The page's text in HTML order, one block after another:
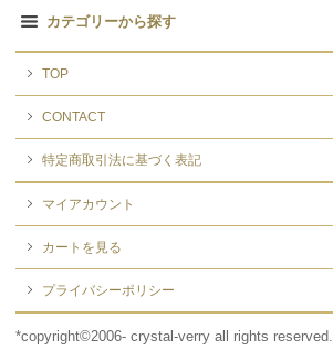
カテゴリーから探す
TOP
CONTACT
特定商取引法に基づく表記
マイアカウント
カートを見る
プライバシーポリシー
*copyright©2006- crystal-verry all rights reserved.